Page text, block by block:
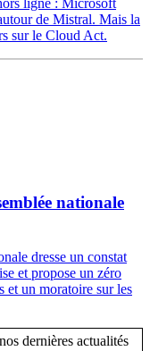
de Mistral. Mais la
sur le Cloud Act.
nationale
dresse un constat
et propose un zéro
et un moratoire sur les
dernières actualités